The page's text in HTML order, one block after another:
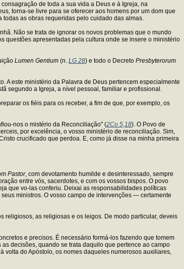
de toda a sua vida a Deus e à Igreja, na
torna-se livre para se oferecer aos homens por um dom que
as obras requeridas pelo cuidado das almas.
Não se trata de ignorar os novos problemas que o mundo
questões apresentadas pela cultura onde se insere o ministério
Lumen Gentium (n. LG 28) e todo o Decreto Presbyterorum
A este ministério da Palavra de Deus pertencem especialmente
segundo a Igreja, a nível pessoal, familiar e profissional.
os fiéis para os receber, a fim de que, por exemplo, os
nos o mistério da Reconciliação" (2Co 5,18). O Povo de
por excelência, o vosso ministério de reconciliação. Sim,
crucificado que perdoa. E, como já disse na minha primeira
Pastor, com devotamento humilde e desinteressado, sempre
entre vós, sacerdotes, e com os vossos bispos. O povo
que vo-las conferiu. Deixai as responsabilidades políticas
ministros. O vosso campo de intervenções — certamente
religiosos, as religiosas e os leigos. De modo particular, deveis
e precisos. É necessário formá-los fazendo que tomem
decisões, quando se trata daquilo que pertence ao campo
volta do Apóstolo, os nomes daqueles numerosos auxiliares,